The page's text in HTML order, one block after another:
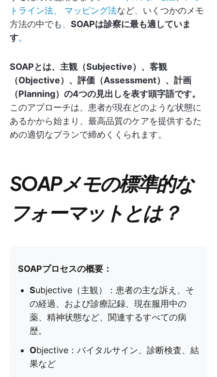
トライン法、
マッピング法など、 いくつかのメモ
方法の中でも 、 SOAPは診察に最も適していま
す。
SOAPとは、主観（Subjective）、客観
（Objective）、評価（Assessment）、計画
（Planning）の4つの見出しを表す頭字語です。
このアプローチは、患者が現在どのような状態に
あるかから始まり、最高品質のケアを提供するた
めの適切なプランで締めくくられます。
SOAPメモの標準的な
フォーマットとは？
SOAPプロセスの概要：
Subjective（主観）：患者の主な訴え、そ
の経過、および診療記録、現在服用中の
薬、精神状態など、関連するすべての病
歴。
Objective：バイタルサイン、診断検査、結
果など